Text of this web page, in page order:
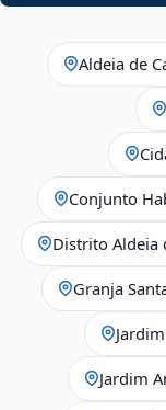
Aldeia de
Conjunto
Distrito Aldeia
Granja
Jardim